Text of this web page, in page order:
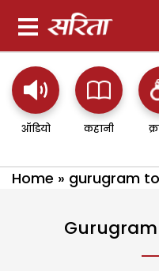
ऑडियो कहानी
Home » gurugram